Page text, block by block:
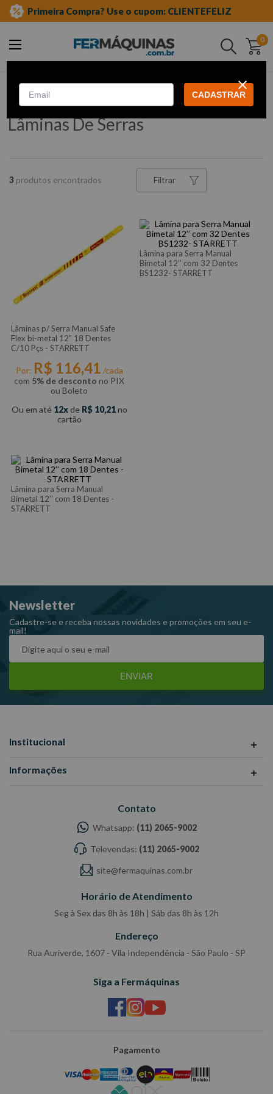
Primeira Compra? Use o cupom: CLIENTEFELIZ
0
Buscar
ferramentas manuais
arco de serra
lâminas de serras
Lâminas De Serras
3 Filtrar
Lâminas p/ Serra Manual Safe
Flex bi-metal 12" 18 Dentes
C/10 Pçs - STARRETT
Por: R$ 116,41 /cada
com 5% de desconto no PIX
ou Boleto
Ou em até 12 de R$ 10,21no
cartão
Lâmina para Serra Manual
Bimetal 12’’ com 32 Dentes
BS1232- STARRETT
Lâmina para Serra Manual
Bimetal 12’’ com 18 Dentes -
STARRETT
Newsletter
Cadastre-se e receba nossas novidades e promoções em seu e-
mail!
ENVIAR
Institucional
Informações
Contato
Whatsapp: (11) 2065-9002
Televendas: (11) 2065-9002
site@fermaquinas.com.br
Horário de Atendimento
Seg à Sex das 8h às 18h | Sáb das 8h às 12h
Endereço
Rua Auriverde, 1607 - Vila Independência - São Paulo - SP
Siga a Fermáquinas
Pagamento
CADASTRAR